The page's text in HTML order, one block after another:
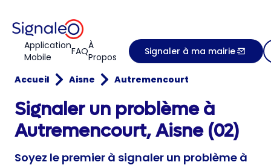
Application
Mobile
FAQÀ
Propos
Signaler à ma mairie
Accueil Aisne Autremencourt
Signaler un problème à
Autremencourt, Aisne (02)
Soyez le premier à signaler un problème à